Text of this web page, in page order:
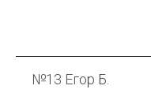
№13 Егор Б.